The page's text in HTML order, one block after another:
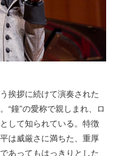
挨拶に続けて演奏された
“鐘”の愛称で親しまれ、ロ
して知られている。特徴
は威厳さに満ちた、重厚
あってもはっきりとした